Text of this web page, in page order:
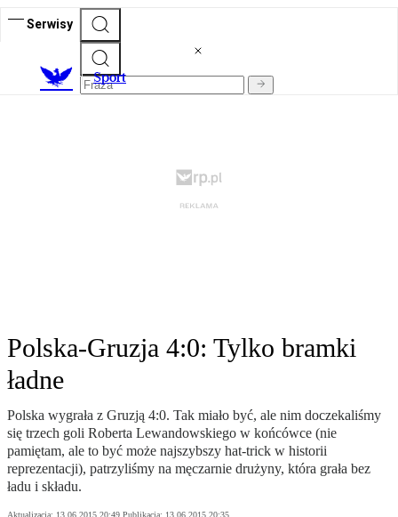
Serwisy
Sport
Polska-Gruzja 4:0: Tylko bramki
ładne
Polska wygrała z Gruzją 4:0. Tak miało być, ale nim doczekaliśmy
się trzech goli Roberta Lewandowskiego w końcówce (nie
pamiętam, ale to być może najszybszy hat-trick w historii
reprezentacji), patrzyliśmy na męczarnie drużyny, która grała bez
ładu i składu.
Aktualizacja: 13.06.2015 20:49 Publikacja: 13.06.2015 20:35